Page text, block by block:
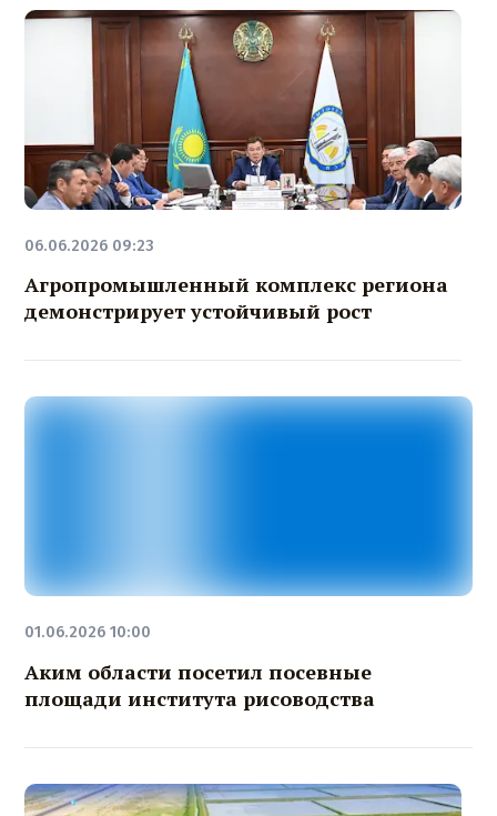
06.06.2026 09:23
Агропромышленный комплекс региона
демонстрирует устойчивый рост
01.06.2026 10:00
Аким области посетил посевные
площади института рисоводства